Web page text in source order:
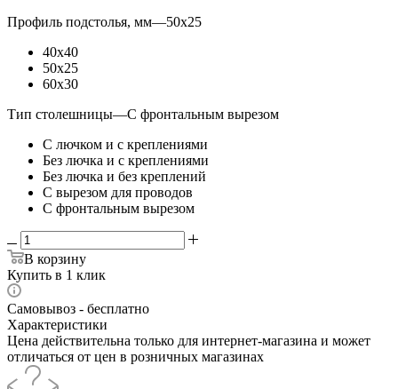
Профиль подстолья, мм—50x25
40x40
50x25
60x30
Тип столешницы—С фронтальным вырезом
С лючком и с креплениями
Без лючка и с креплениями
Без лючка и без креплений
С вырезом для проводов
С фронтальным вырезом
В корзину
Купить в 1 клик
Самовывоз - бесплатно
Характеристики
Цена действительна только для интернет-магазина и может
отличаться от цен в розничных магазинах